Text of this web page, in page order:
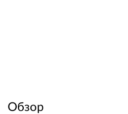
Обзор